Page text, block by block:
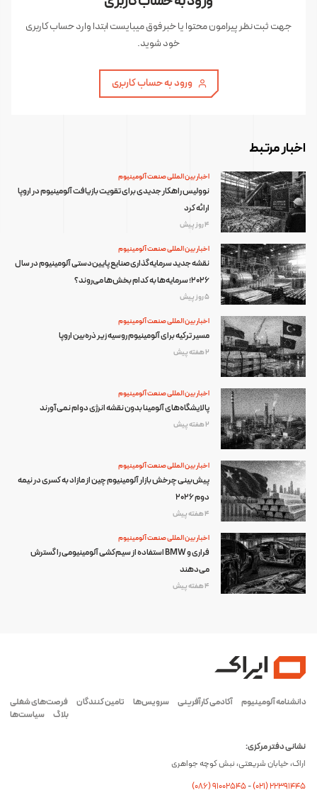
جهت ثبت نظر پیرامون محتوا یا خبر فوق میبایست ابتدا وارد حساب کاربری
خود شوید.
ورود به حساب کاربری
اخبار مرتبط
اخبار بین المللی صنعت آلومینیوم
نوولیس راهکار جدیدی برای تقویت بازیافت آلومینیوم در اروپا
ارائه کرد
4 روز پیش
اخبار بین المللی صنعت آلومینیوم
نقشه جدید سرمایه‌گذاری صنایع پایین‌دستی آلومینیوم در سال
۲۰۲۶؛ سرمایه‌ها به کدام بخش‌ها می‌روند؟
5 روز پیش
اخبار بین المللی صنعت آلومینیوم
مسیر ترکیه برای آلومینیوم روسیه زیر ذره‌بین اروپا
2 هفته پیش
اخبار بین المللی صنعت آلومینیوم
پالایشگاه‌های آلومینا بدون نقشه انرژی دوام نمی‌آورند
2 هفته پیش
اخبار بین المللی صنعت آلومینیوم
پیش‌بینی چرخش بازار آلومینیوم چین از مازاد به کسری در نیمه
دوم ۲۰۲۶
4 هفته پیش
اخبار بین المللی صنعت آلومینیوم
فراری و BMW استفاده از سیم‌کشی آلومینیومی را گسترش
می‌دهند
4 هفته پیش
دانشنامه آلومینیوم آکادمی کارآفرینی سرویس‌ها تامین کنندگان
فرصت‌های شغلی
بلاگ
سیاست‌ها
نشانی دفتر مرکزی:
اراک، خیابان شریعتی، نبش کوچه جواهری
(۰۸۶) ۹۱۰۰۲۵۴۵-(۰21) 22391445